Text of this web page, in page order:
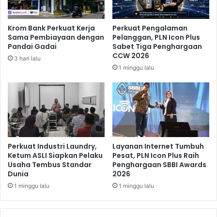
s
i
h
T
e
t
p
s
a
K
a
m
p
a
n
i
s
p
a
i
e
n
j
a
n
g
a
n
S
Krom Bank Perkuat Kerja
Sama Pembiayaan dengan
Pandai Gadai
3 hari lalu
Perkuat Pengalaman
Pelanggan, PLN Icon Plus
Sabet Tiga Penghargaan
CCW 2026
1 minggu lalu
Perkuat Industri Laundry,
Ketum ASLI Siapkan Pelaku
Usaha Tembus Standar
Dunia
1 minggu lalu
Layanan Internet Tumbuh
Pesat, PLN Icon Plus Raih
Penghargaan SBBI Awards
2026
1 minggu lalu